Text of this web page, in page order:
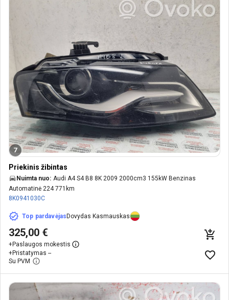
7
Priekinis žibintas
Nuimta nuo: Audi A4 S4 B8 8K 2009 2000cm3 155kW Benzinas
Automatinė 224 771km
8K0941030C
Top pardavėjasDovydas Kasmauskas
325,00 €
+Paslaugos mokestis
+Pristatymas --
Su PVM